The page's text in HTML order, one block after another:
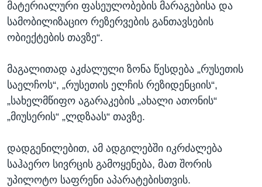
მატერიალური ფასეულობების მარაგებისა და
სამობილიზაციო რეზერვების განთავსების
ობიექტების თავზე“.
მაგალითად აკძალული ზონა წესდება „რუსეთის
საელჩოს“, „რუსეთის ელჩის რეზიდენციის“,
„სახელმწიფო აგარაკების „ახალი ათონის“
„მიუსერის“ „ლდზაას“ თავზე.
დადგენილებით, ამ ადგილებში იკრძალება
საჰაერო სივრცის გამოყენება, მათ შორის
უპილოტო საფრენი აპარატებისთვის.